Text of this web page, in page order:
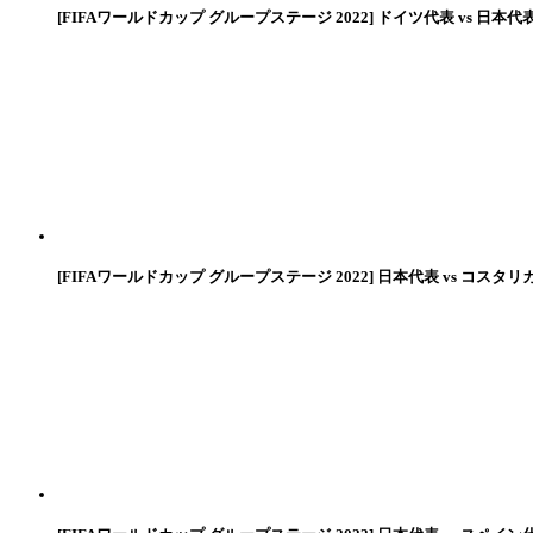
[FIFAワールドカップ グループステージ 2022] ドイツ代表 vs 日本代
[FIFAワールドカップ グループステージ 2022] 日本代表 vs コスタリ